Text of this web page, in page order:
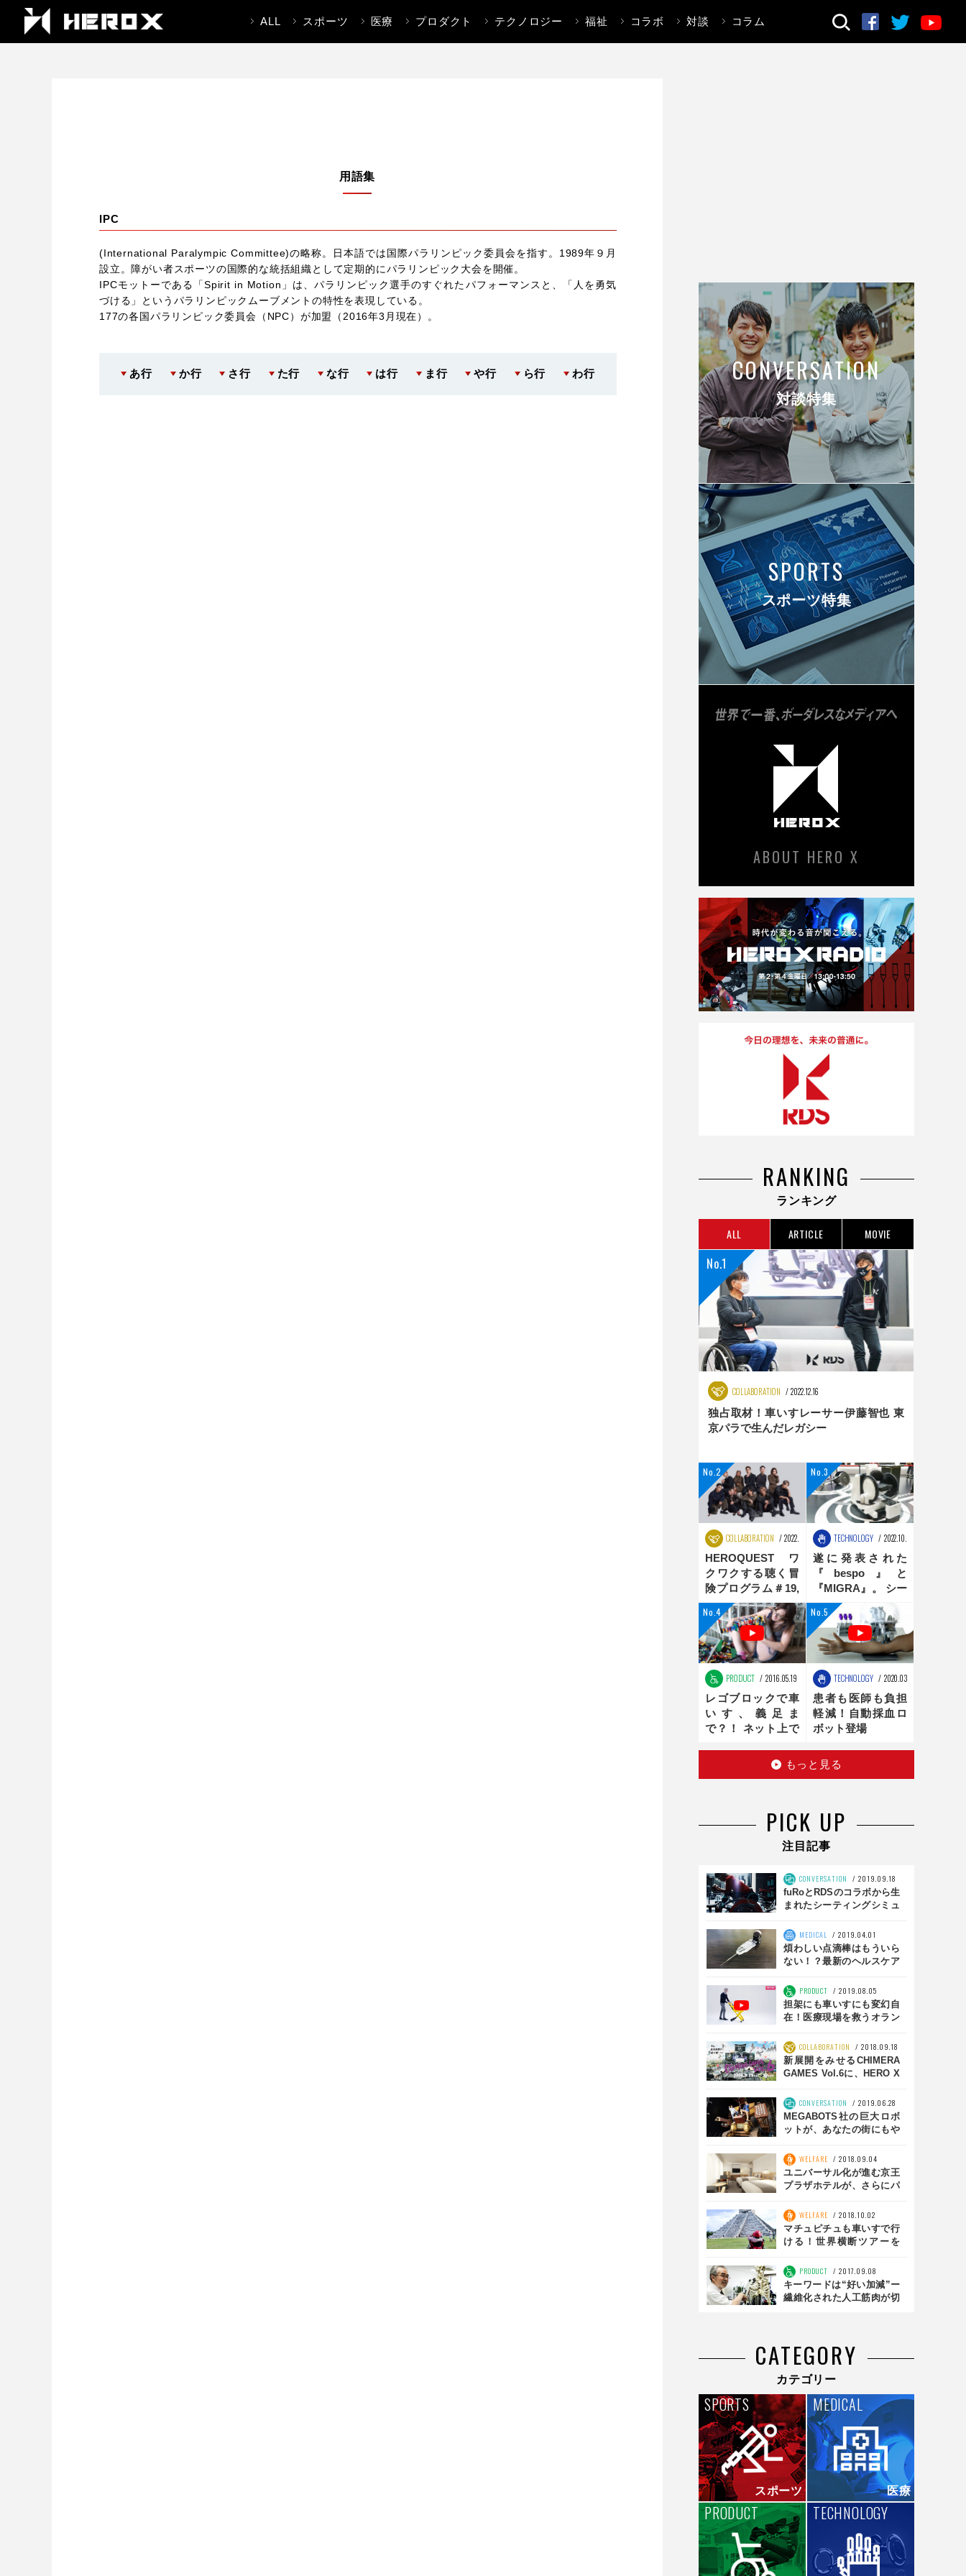
ALL スポーツ 医療 プロダクト テクノロジー 福祉 コラボ 対談 コラム 検索
用語集
IPC
(International Paralympic Committee)の略称。日本語では国際パラリンピック委員会を指す。1989年９月
設立。障がい者スポーツの国際的な統括組織として定期的にパラリンピック大会を開催。
IPCモットーである「Spirit in Motion」は、パラリンピック選手のすぐれたパフォーマンスと、「人を勇気
づける」というパラリンピックムーブメントの特性を表現している。
177の各国パラリンピック委員会（NPC）が加盟（2016年3月現在）。
あ行 か行 さ行 た行 な行 は行 ま行 や行 ら行 わ行 CONVERSATION
対談特集
SPORTS
スポーツ特集
ABOUT HERO X
RANKING
ランキング
ALL ARTICLE MOVIE
COLLABORATION 2022.12.16
独占取材！車いすレーサー伊藤智也 東
京パラで生んだレガシー
COLLABORATION 2022.08.25
HEROQUEST ワ
クワクする聴く冒
険プログラム＃19,
＃20 ダンス編
TECHNOLOGY 2022.10.31
遂に発表された
『bespo』と
『MIGRA』。 シー
ティングポジショ
ンの最適化は、新
時代へ
PRODUCT 2016.05.19
レゴブロックで車
いす、義足ま
で？！ ネット上で
TECHNOLOGY 2020.03.16
患者も医師も負担
軽減！自動採血ロ
ボット登場
もっと見る
PICK UP
注目記事
CONVERSATION
2019.09.18
fuRoとRDSのコラボから生
まれたシーティングシミュ
編
MEDICAL
2019.04.01
煩わしい点滴棒はもういら
ない！？最新のヘルスケア
PRODUCT
2019.08.05
担架にも車いすにも変幻自
在！医療現場を救うオラン
Pro』COLLABORATION
2018.09.18
新展開をみせるCHIMERA
GAMES Vol.6に、HERO X
ームスポーツ文化の作り
方】前編
CONVERSATION
2019.06.28
MEGABOTS社の巨大ロボ
ットが、あなたの街にもや
WELFARE
2018.09.04
ユニバーサル化が進む京王
プラザホテルが、さらにパ
WELFARE
2018.10.02
マチュピチュも車いすで行
ける！世界横断ツアーを
PRODUCT
2017.09.08
キーワードは“好い加減”ー
繊維化された人工筋肉が切
CATEGORY
カテゴリー
スポーツ
SPORTS
医療
MEDICAL
PRODUCT TECHNOLOGY